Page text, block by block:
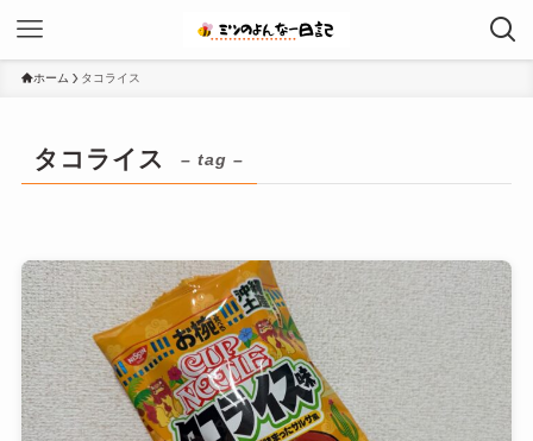
ホーム タコライス
タコライス – tag –